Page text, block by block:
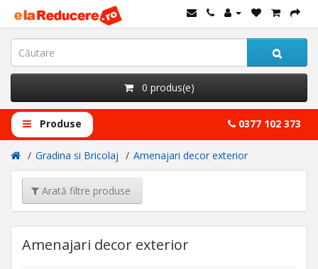
0 produs(e)
Produse 0377 102 373
Gradina si Bricolaj Amenajari decor exterior
Arată filtre produse
Amenajari decor exterior